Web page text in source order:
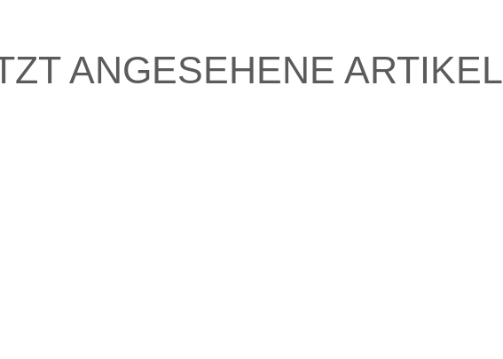
ANGESEHENE ARTIKEL